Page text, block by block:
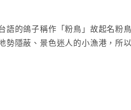
的鴿子稱作「粉鳥」故起名粉
隱蔽、景色迷人的小漁港，所